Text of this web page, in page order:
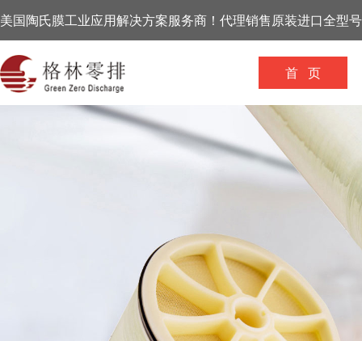
美国陶氏膜工业应用解决方案服务商！代理销售原装进口全型
首 页